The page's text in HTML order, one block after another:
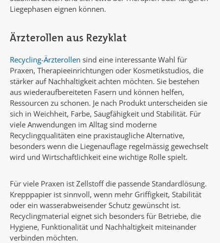
Liegephasen eignen können.
Ärzterollen aus Rezyklat
Recycling-Ärzterollen sind eine interessante Wahl für
Praxen, Therapieeinrichtungen oder Kosmetikstudios, die
stärker auf Nachhaltigkeit achten möchten. Sie bestehen
aus wiederaufbereiteten Fasern und können helfen,
Ressourcen zu schonen. Je nach Produkt unterscheiden sie
sich in Weichheit, Farbe, Saugfähigkeit und Stabilität. Für
viele Anwendungen im Alltag sind moderne
Recyclingqualitäten eine praxistaugliche Alternative,
besonders wenn die Liegenauflage regelmässig gewechselt
wird und Wirtschaftlichkeit eine wichtige Rolle spielt.
Für viele Praxen ist Zellstoff die passende Standardlösung.
Krepppapier ist sinnvoll, wenn mehr Griffigkeit, Stabilität
oder ein wasserabweisender Schutz gewünscht ist.
Recyclingmaterial eignet sich besonders für Betriebe, die
Hygiene, Funktionalität und Nachhaltigkeit miteinander
verbinden möchten.